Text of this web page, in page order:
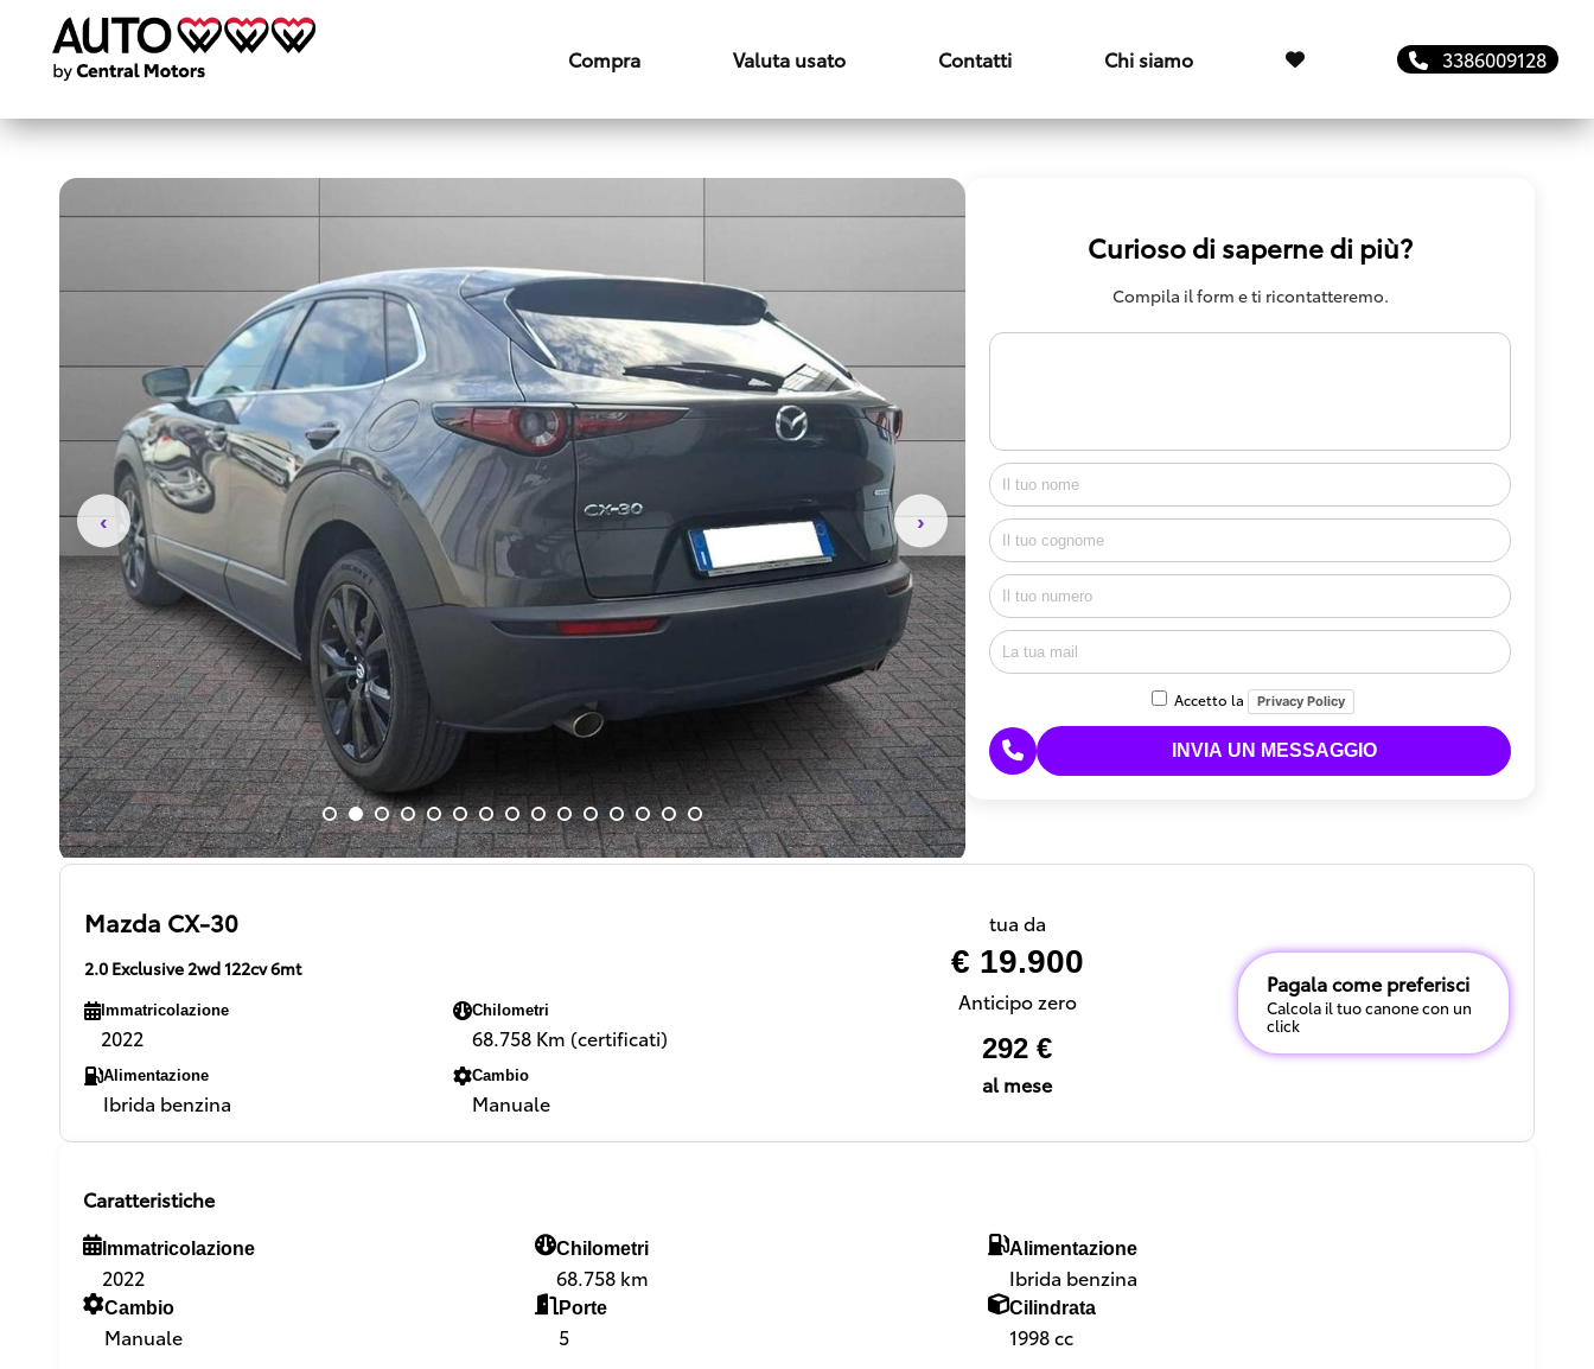
Compra Valuta usato Contatti Chi siamo 3386009128
Curioso di saperne di più?
Compila il form e ti ricontatteremo.
Accetto la Privacy Policy
Mazda CX-30
2.0 Exclusive 2wd 122cv 6mt
Immatricolazione
2022
Chilometri
68.758 Km (certificati)
Alimentazione
Ibrida benzina
Cambio
Manuale
tua da
€ 19.900
Anticipo zero
292 €
al mese
Pagala come preferisci
Calcola il tuo canone con un
click
Caratteristiche
Immatricolazione
2022
Chilometri
68.758 km
Alimentazione
Ibrida benzina
Cambio
Manuale
Porte
5
Cilindrata
1998 cc